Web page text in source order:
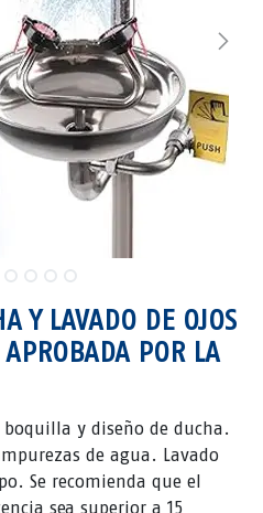
Y LAVADO DE OJOS
POR LA
boquilla y diseño de ducha.
de agua. Lavado
Se recomienda que el
sea superior a 15